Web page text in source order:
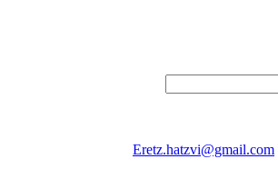
Eretz.hatzvi@gmail.com